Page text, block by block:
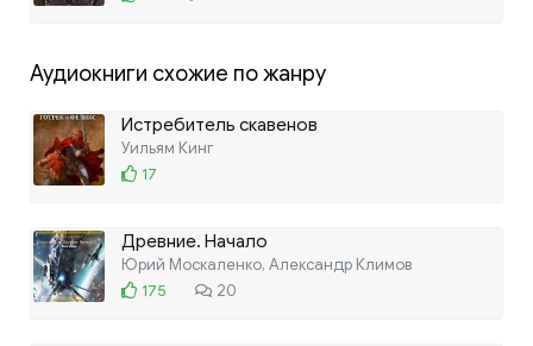
Аудиокниги схожие по жанру
Истребитель скавенов
Уильям Кинг
17
Древние. Начало
Юрий Москаленко, Александр Климов
175
20